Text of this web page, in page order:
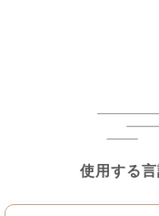
使用する
使用する